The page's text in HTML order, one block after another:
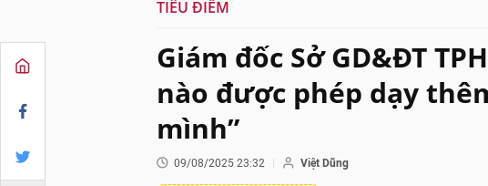
TIÊU ĐIỂM
Giám đốc Sở GD&ĐT
nào được phép dạy
mình”
09/08/2025 23:32 Việt Dũng